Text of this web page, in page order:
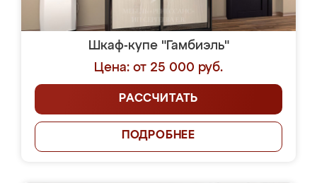
Шкаф-купе "Гамбиэль"
Цена: от 25 000 руб.
РАССЧИТАТЬ
ПОДРОБНЕЕ